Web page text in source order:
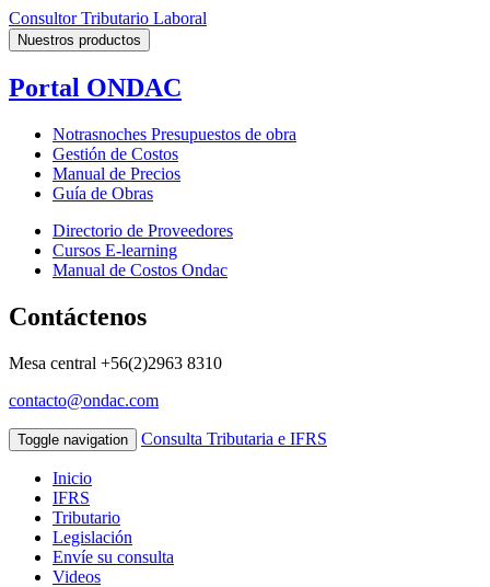
Consultor Tributario Laboral
Nuestros productos
Portal ONDAC
Notrasnoches Presupuestos de obra
Gestión de Costos
Manual de Precios
Guía de Obras
Directorio de Proveedores
Cursos E-learning
Manual de Costos Ondac
Contáctenos
Mesa central +56(2)2963 8310
contacto@ondac.com
Toggle navigation Consulta Tributaria e IFRS
Inicio
IFRS
Tributario
Legislación
Envíe su consulta
Videos